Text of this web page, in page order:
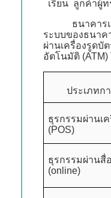
เรียน ลูกค้าผู้ท
ธนาคาร
ระบบของธนา
ผ่านเครื่องรูด
อัตโนมัติ (ATM)
ประเภทก
ธุรกรรมผ่านเ
(POS)
ธุรกรรมผ่านสื่
(online)